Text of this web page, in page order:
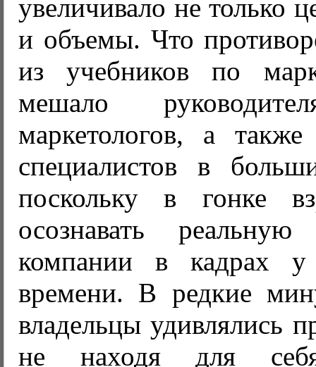
увеличивало не только
и объемы. Что
из учебников по
мешало
маркетологов, а
специалистов в
поскольку в гонке
осознавать реальную
компании в кадрах
времени. В редкие
владельцы удивлялись
не находя для